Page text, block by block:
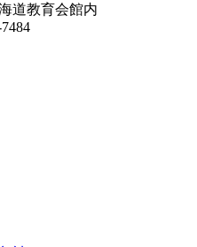
道教育会館内